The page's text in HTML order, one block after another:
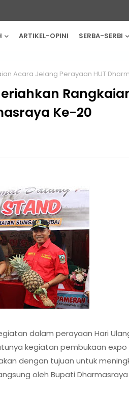
ARTIKEL-OPINI SERBA-SERBI
Acara Jelang Perayaan HUT
Ke-20
dalam perayaan Hari
kegiatan pembukaan expo
dengan tujuan untuk
oleh Bupati Dharmasraya